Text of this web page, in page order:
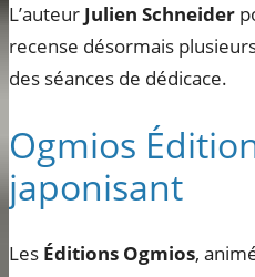
L’auteur Julien Schneider
recense désormais
des séances de dédicace.
Ogmios
japonisant
Les Éditions Ogmios,